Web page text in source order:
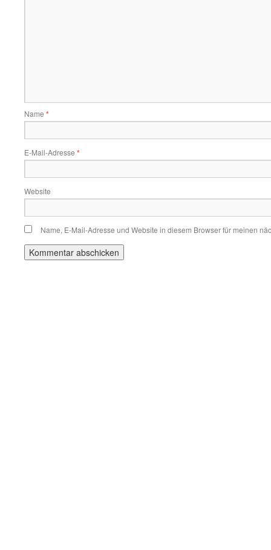
Name *
E-Mail-Adresse *
Website
Name, E-Mail-Adresse und Website in diesem Browser für meinen